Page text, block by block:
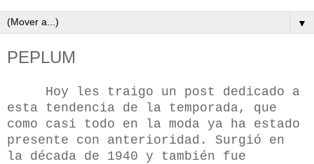
▼
PEPLUM
Hoy les traigo un post dedicado a
esta tendencia de la temporada, que
como casi todo en la moda ya ha estado
presente con anterioridad. Surgió en
la década de 1940 y también fue